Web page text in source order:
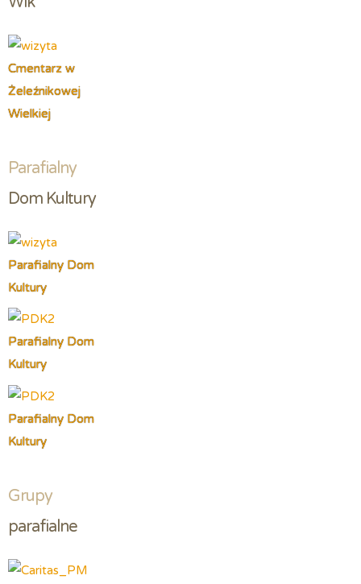
Cmentarz w
Żeleźnikowej
Wielkiej
Parafialny
Dom Kultury
Parafialny Dom
Kultury
Parafialny Dom
Kultury
Parafialny Dom
Kultury
Grupy
parafialne